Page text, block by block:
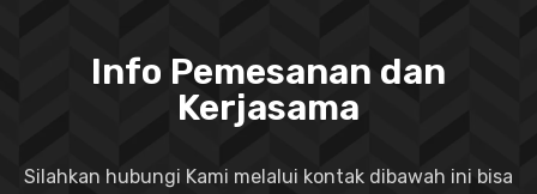
Info Pemesanan dan
Kerjasama
Silahkan hubungi Kami melalui kontak dibawah ini bisa